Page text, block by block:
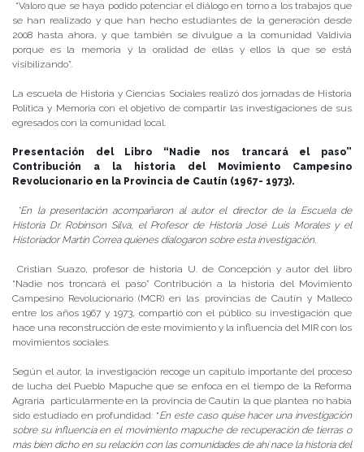
“Valoro que se haya podido potenciar el diálogo en torno a los trabajos que
se han realizado y que han hecho estudiantes de la generación desde
2008 hasta ahora, y que también se divulgue a la comunidad Valdivia
porque es la memoria y la oralidad de ellas y ellos la que se está
visibilizando”.
La escuela de Historia y Ciencias Sociales realizó dos jornadas de Historia
Política y Memoria con el objetivo de compartir las investigaciones de sus
egresados con la comunidad local.
Presentación del Libro “Nadie nos trancará el paso”
Contribución a la historia del Movimiento Campesino
Revolucionario en la Provincia de Cautín (1967- 1973).
*En la presentación acompañaron al autor el director de la Escuela de
Historia Dr. Robinson Silva, el Profesor de Historia José Luis Morales y el
Historiador Martín Correa quienes dialogaron sobre esta investigación.
Cristian Suazo, profesor de historia U. de Concepción y autor del libro
“Nadie nos troncará el paso” Contribución a la historia del Movimiento
Campesino Revolucionario (MCR) en las provincias de Cautín y Malleco
entre los años 1967 y 1973, compartió con el público su investigación que
hace una reconstrucción de este movimiento y la influencia del MIR con los
movimientos sociales.
Según el autor, la investigación recoge un capítulo importante del proceso
de lucha del Pueblo Mapuche que se enfoca en el tiempo de la Reforma
Agraria particularmente en la provincia de Cautín la que plantea no había
sido estudiado en profundidad: “En este caso quise hacer una investigación
sobre su influencia en el movimiento mapuche de recuperación de tierras o
más bien dicho en su relación con las comunidades de ahí nace la historia del